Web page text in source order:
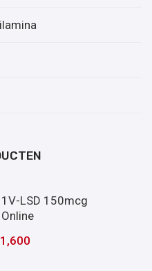
LSD 150mcg
1,600